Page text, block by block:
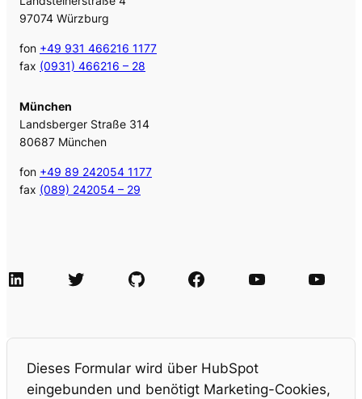
97074 Würzburg
fon +49 931 466216 1177
fax (0931) 466216 – 28
München
Landsberger Straße 314
80687 München
fon +49 89 242054 1177
fax (089) 242054 – 29
LinkedIn Twitter GitHub Facebook Agile Videos Tech-Videos
Dieses Formular wird über HubSpot
eingebunden und benötigt Marketing-Cookies,